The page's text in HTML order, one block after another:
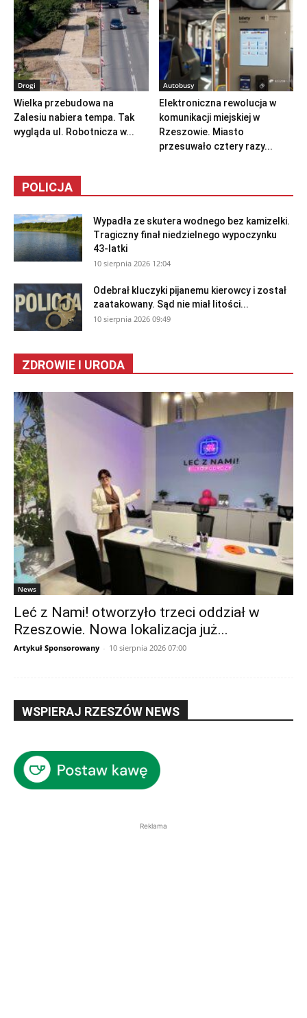
Drogi
Wielka przebudowa na
Zalesiu nabiera tempa. Tak
wygląda ul. Robotnicza w...
Autobusy
Elektroniczna rewolucja w
komunikacji miejskiej w
Rzeszowie. Miasto
przesuwało cztery razy...
POLICJA
Wypadła ze skutera wodnego bez kamizelki.
Tragiczny finał niedzielnego wypoczynku
43-latki
10 sierpnia 2026 12:04
Odebrał kluczyki pijanemu kierowcy i został
zaatakowany. Sąd nie miał litości...
10 sierpnia 2026 09:49
ZDROWIE I URODA
News
Leć z Nami! otworzyło trzeci oddział w
Rzeszowie. Nowa lokalizacja już...
Artykuł Sponsorowany - 10 sierpnia 2026 07:00
WSPIERAJ RZESZÓW NEWS
Reklama